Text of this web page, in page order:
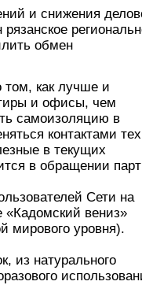
и снижения
обмен
как лучше и
и офисы, чем
самоизоляцию в
контактами
в текущих
в обращении
Сети на
«Кадомский вениз»
мирового уровня).
из натурального